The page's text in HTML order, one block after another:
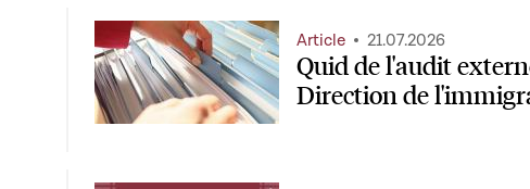
Quid de l'audit
Direction de
Article 21.07.2026